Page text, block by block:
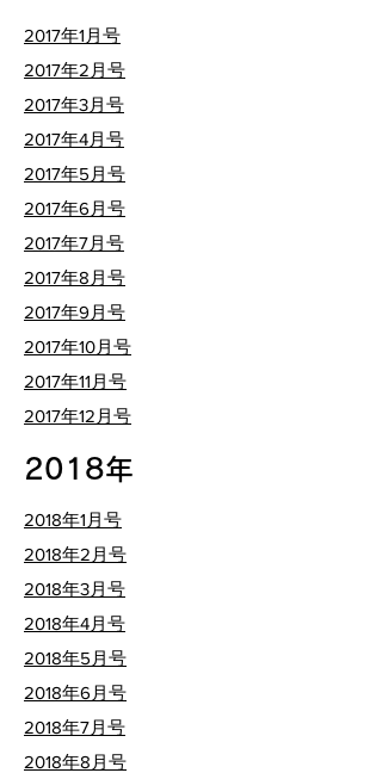
​2017年1月号
​2017年2月号
​2017年3月号
​2017年4月号
​2017年5月号
​2017年6月号
​2017年7月号
​2017年8月号
​2017年9月号
​2017年10月号
​2017年11月号
​2017年12月号
2018年
​2018年1月号
​2018年2月号
​2018年3月号
​2018年4月号
​2018年5月号
​2018年6月号
​2018年7月号
​2018年8月号